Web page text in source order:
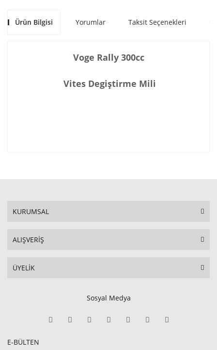
Ürün Bilgisi Yorumlar Taksit Seçenekleri
Voge Rally 300cc
Vites Degiştirme Mili
KURUMSAL
ALIŞVERİŞ
ÜYELİK
Sosyal Medya
E-BÜLTEN